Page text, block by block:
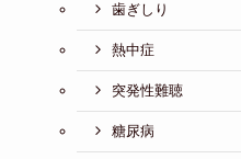
歯ぎしり
熱中症
突発性難聴
糖尿病